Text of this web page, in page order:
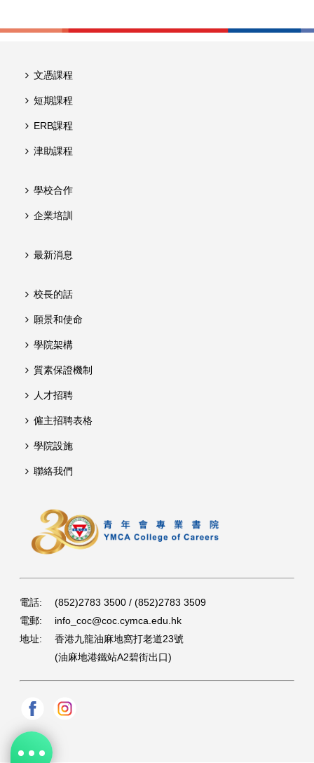
文憑課程
短期課程
ERB課程
津助課程
學校合作
企業培訓
最新消息
校長的話
願景和使命
學院架構
質素保證機制
人才招聘
僱主招聘表格
學院設施
聯絡我們
電話:
(852)2783 3500 / (852)2783 3509
電郵:
info_coc@coc.cymca.edu.hk
地址:
香港九龍油麻地窩打老道23號
(油麻地港鐵站A2碧街出口)